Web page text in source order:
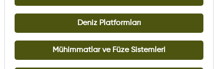
Deniz Platformları
Mühimmatlar ve Füze Sistemleri